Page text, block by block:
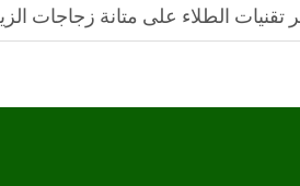
تقنيات الطلاء على متانة زجاجات